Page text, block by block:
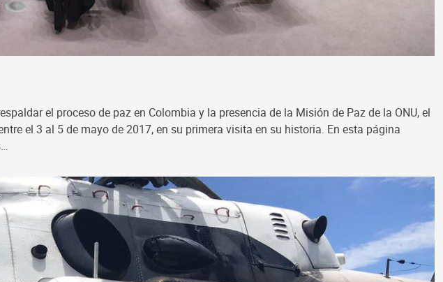
el proceso de paz en Colombia y la presencia de la Misión de Paz de la ONU, el
el 3 al 5 de mayo de 2017, en su primera visita en su historia. En esta página